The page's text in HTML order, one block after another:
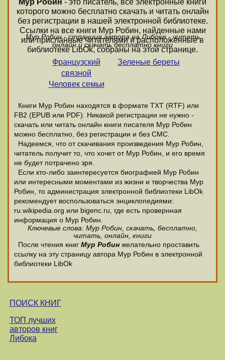
которого можно бесплатно скачать и читать онлайн
без регистрации в нашей электронной библиотеке.
Ссылки на все книги Мур Робин, найденные нами
или присланные читателями и расположенные в
библиотеке LibOk, собраны на этой странице.
Мур Робин - страница автора на Либоке - читать
онлайн и скачать бесплатно книги
Французский
связной
Человек семьи
Зеленые береты
Книги Мур Робин находятся в формате ТХТ (RTF) или
FB2 (EPUB или PDF). Никакой регистрации не нужно -
скачать или читать онлайн книги писателя Мур Робин
можно бесплатно, без регистрации и без СМС.
Надеемся, что от скачивания произведения Мур Робин,
читатель получит то, что хочет от Мур Робин, и его время
не будет потрачено зря.
Если кто-либо заинтересуется биографией Мур Робин
или интересными моментами из жизни и творчества Мур
Робин, то администрация электронной библиотеки LibOk
рекомендует воспользоваться энциклопедиями:
ru.wikipedia.org или bigenc.ru, где есть провернная
информация о Мур Робин.
Ключевые слова: Мур Робин, скачать, бесплатно,
читать, онлайн, книги
После чтения книг Мур Робин желательно проставить
ссылку на эту страницу автора Мур Робин в электронной
библиотеки LibOk
ПОИСК КНИГ
ТОП лучших
авторов книг
Либока